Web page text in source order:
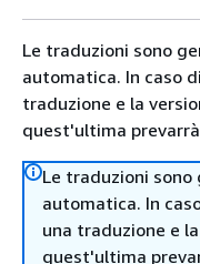
Le traduzioni sono
automatica. In caso
traduzione e la
quest'ultima
Le traduzioni
automatica. In
una traduzione e
quest'ultima